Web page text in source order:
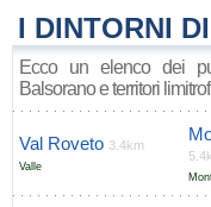
I DINTORNI
Ecco un elenco dei
Balsorano e territori
Val Roveto 3.4km
Valle